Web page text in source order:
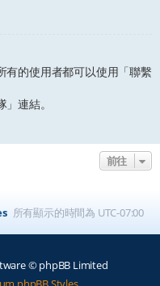
有的使用者都可以使用「聯繫
連結。
前往
所有顯示的時間為 UTC-07:00
© phpBB Limited